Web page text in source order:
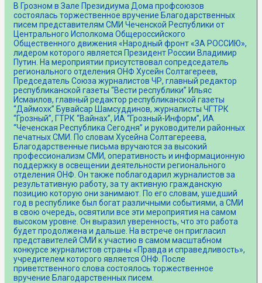
В Грозном в Зале Президиума Дома профсоюзов
состоялась торжественное вручение Благодарственных
писем представителям СМИ Чеченской Республики от
Центрального Исполкома Общероссийского
Общественного движения «Народный фронт «ЗА РОССИЮ»,
лидером которого является Президент России Владимир
Путин. На мероприятии присутствовал сопредседатель
регионального отделения ОНФ Хусейн Солтагереев,
Председатель Союза журналистов ЧР, главный редактор
республиканской газеты “Вести республики” Ильяс
Исмаилов, главный редактор республиканской газеты
“Даймохк” Бувайсар Шамсуддинов, журналисты ЧГТРК
“Грозный”, ГТРК “Вайнах”, ИА “Грозный-Информ”, ИА
“Чеченская Республика Сегодня” и руководители районных
печатных СМИ. По словам Хусейна Солтагереева,
Благодарственные письма вручаются за высокий
профессионализм СМИ, оперативность и информационную
поддержку в освещении деятельности регионального
отделения ОНФ. Он также поблагодарил журналистов за
результативную работу, за ту активную гражданскую
позицию которую они занимают. По его словам, ушедший
год в республике был богат различными событиями, а СМИ
в свою очередь, освятили все эти мероприятия на самом
высоком уровне. Он выразил уверенность, что это работа
будет продолжена и дальше. На встрече он пригласил
представителей СМИ к участию в самом масштабном
конкурсе журналистов страны «Правда и справедливость»,
учредителем которого является ОНФ. После
приветственного слова состоялось торжественное
вручение Благодарственных писем.